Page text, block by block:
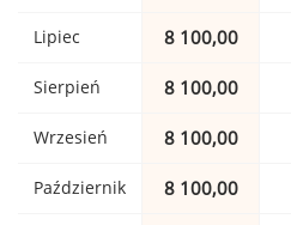
Lipiec 8 100,00
Sierpień 8 100,00
Wrzesień 8 100,00
Październik 8 100,00